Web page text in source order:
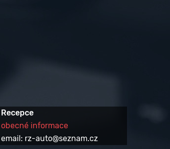
Recepce
obecné informace
email: rz-auto@seznam.cz